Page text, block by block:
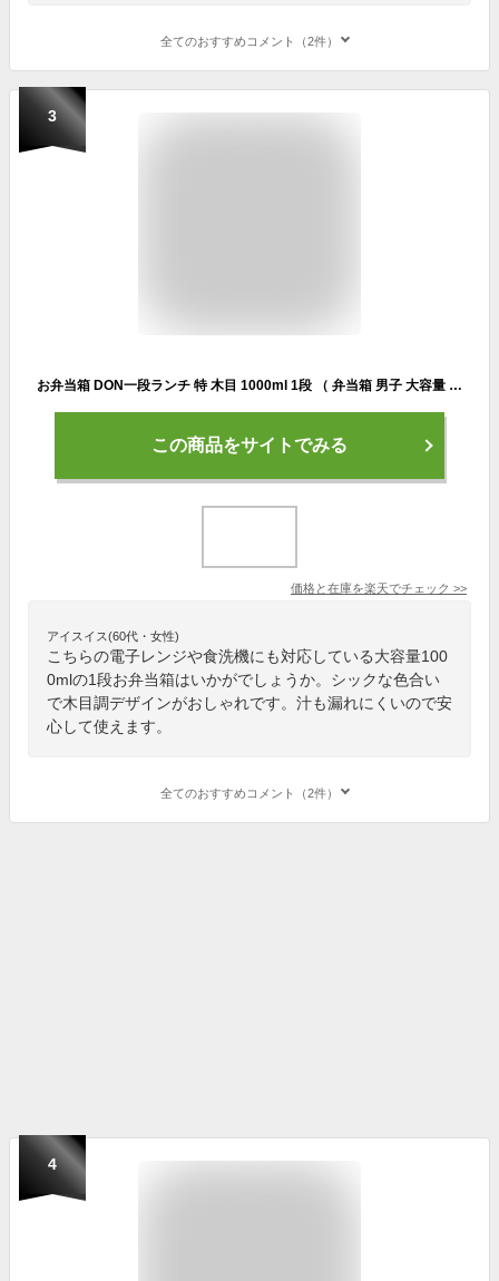
全てのおすすめコメント（2件）
3
お弁当箱 DON一段ランチ 特 木目 1000ml 1段 （ 弁当箱 男子 大容量 レンジ対応 日本製 おしゃれ 電子レンジ対応 食洗機対応 特盛 かわいい メンズ ランチボックス シンプル 木製風 ）
この商品をサイトでみる
価格と在庫を楽天でチェック >>
アイスイス(60代・女性)
こちらの電子レンジや食洗機にも対応している大容量100
0mlの1段お弁当箱はいかがでしょうか。シックな色合い
で木目調デザインがおしゃれです。汁も漏れにくいので安
心して使えます。
全てのおすすめコメント（2件）
4